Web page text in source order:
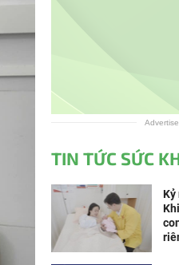
TIN TỨC SỨC
Kỷ